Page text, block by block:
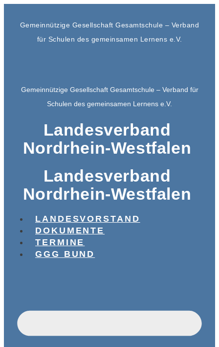
Gemeinnützige Gesellschaft Gesamtschule – Verband
für Schulen des gemeinsamen Lernens e.V.
Gemeinnützige Gesellschaft Gesamtschule – Verband für
Schulen des gemeinsamen Lernens e.V.
Landesverband
Nordrhein-Westfalen
Landesverband
Nordrhein-Westfalen
LANDESVORSTAND
DOKUMENTE
TERMINE
GGG BUND